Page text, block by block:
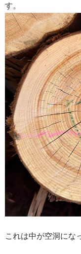
す。
これは中が空洞にな